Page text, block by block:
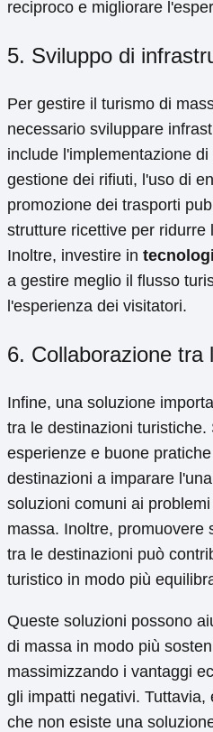
reciproco e migliorare
5. Sviluppo di
Per gestire il turismo di
necessario sviluppare
include l'implementazione
gestione dei rifiuti, l'uso di
promozione dei trasporti
strutture ricettive per ridurre
Inoltre, investire in
a gestire meglio il flusso
l'esperienza dei visitatori.
6. Collaborazione tra
Infine, una soluzione
tra le destinazioni
esperienze e buone
destinazioni a imparare
soluzioni comuni ai
massa. Inoltre, promuovere
tra le destinazioni può
turistico in modo più
Queste soluzioni possono
di massa in modo più
massimizzando i vantaggi
gli impatti negativi. Tuttavia,
che non esiste una